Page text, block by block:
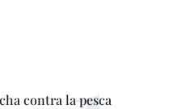
contra la pesca